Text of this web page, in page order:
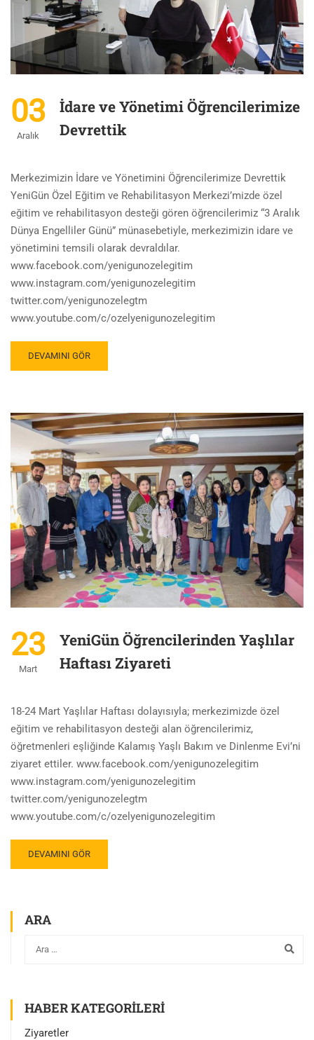
03
Aralık
İdare ve Yönetimi Öğrencilerimize
Devrettik
Merkezimizin İdare ve Yönetimini Öğrencilerimize Devrettik
YeniGün Özel Eğitim ve Rehabilitasyon Merkezi’mizde özel
eğitim ve rehabilitasyon desteği gören öğrencilerimiz “3 Aralık
Dünya Engelliler Günü” münasebetiyle, merkezimizin idare ve
yönetimini temsili olarak devraldılar.
www.facebook.com/yenigunozelegitim
www.instagram.com/yenigunozelegitim
twitter.com/yenigunozelegtm
www.youtube.com/c/ozelyenigunozelegitim
DEVAMINI GÖR
23
Mart
YeniGün Öğrencilerinden Yaşlılar
Haftası Ziyareti
18-24 Mart Yaşlılar Haftası dolayısıyla; merkezimizde özel
eğitim ve rehabilitasyon desteği alan öğrencilerimiz,
öğretmenleri eşliğinde Kalamış Yaşlı Bakım ve Dinlenme Evi’ni
ziyaret ettiler. www.facebook.com/yenigunozelegitim
www.instagram.com/yenigunozelegitim
twitter.com/yenigunozelegtm
www.youtube.com/c/ozelyenigunozelegitim
DEVAMINI GÖR
ARA
HABER KATEGORILERI
Ziyaretler